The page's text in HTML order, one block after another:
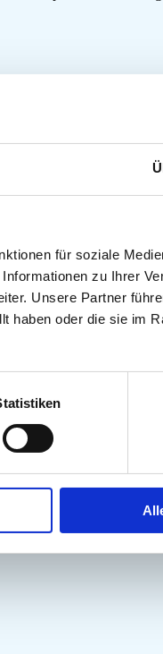
für soziale
zu Ihrer
Unsere Partner
haben oder die sie im
Erde,
fliegen wieder fort…